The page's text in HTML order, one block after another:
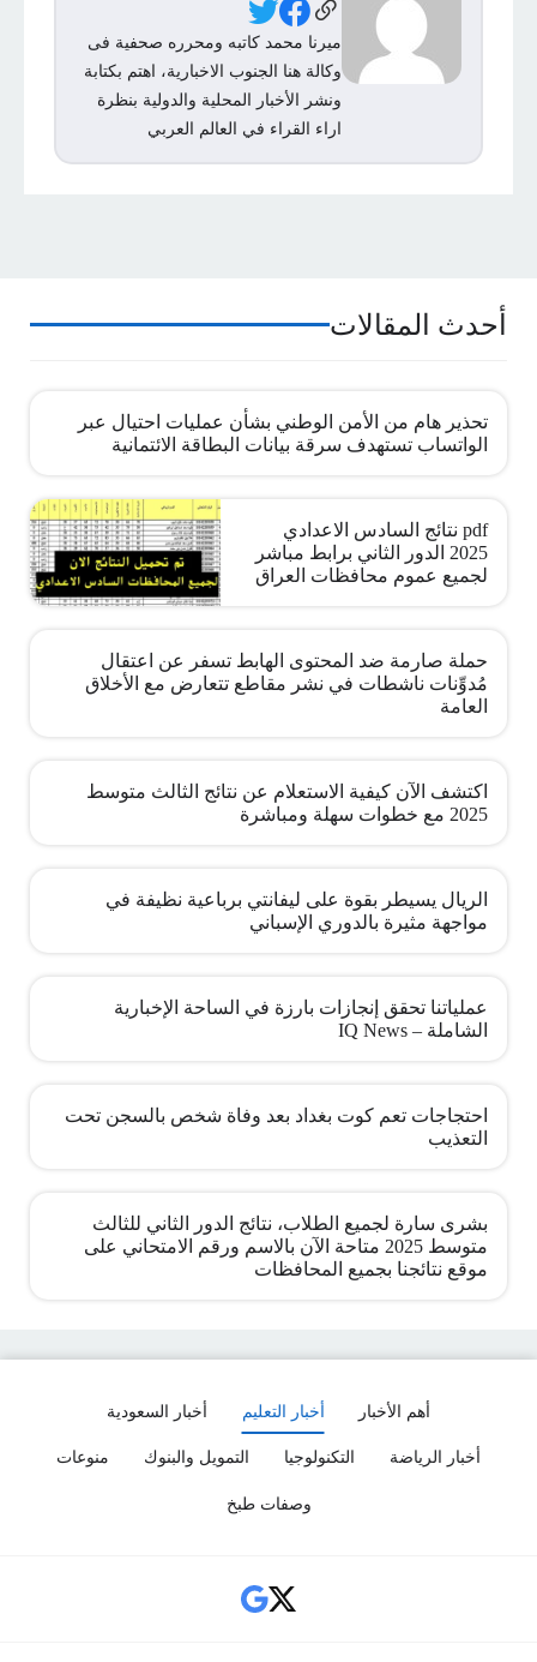
Social Links
ميرنا محمد كاتبه ومحرره صحفية فى
وكالة هنا الجنوب الاخبارية، اهتم بكتابة
ونشر الأخبار المحلية والدولية بنظرة
اراء القراء في العالم العربي
أحدث المقالات
تحذير هام من الأمن الوطني بشأن عمليات احتيال عبر
الواتساب تستهدف سرقة بيانات البطاقة الائتمانية
pdf نتائج السادس الاعدادي
2025 الدور الثاني برابط مباشر
لجميع عموم محافظات العراق
حملة صارمة ضد المحتوى الهابط تسفر عن اعتقال
مُدوِّنات ناشطات في نشر مقاطع تتعارض مع الأخلاق
العامة
اكتشف الآن كيفية الاستعلام عن نتائج الثالث متوسط
2025 مع خطوات سهلة ومباشرة
الريال يسيطر بقوة على ليفانتي برباعية نظيفة في
مواجهة مثيرة بالدوري الإسباني
عملياتنا تحقق إنجازات بارزة في الساحة الإخبارية
الشاملة – IQ News
احتجاجات تعم كوت بغداد بعد وفاة شخص بالسجن تحت
التعذيب
بشرى سارة لجميع الطلاب، نتائج الدور الثاني للثالث
متوسط 2025 متاحة الآن بالاسم ورقم الامتحاني على
موقع نتائجنا بجميع المحافظات
أهم الأخبار أخبار التعليم أخبار السعودية
أخبار الرياضة التكنولوجيا التمويل والبنوك منوعات
وصفات طبخ
Social Links